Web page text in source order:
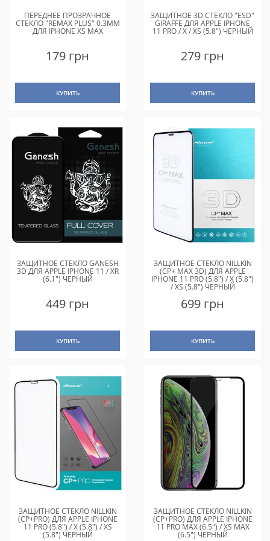
ПЕРЕДНЕЕ ПРОЗРАЧНОЕ
СТЕКЛО "REMAX PLUS" 0.3MM
ДЛЯ IPHONE XS MAX
179 грн
КУПИТЬ
ЗАЩИТНОЕ 3D СТЕКЛО "ESD"
GIRAFFE ДЛЯ APPLE IPHONE
11 PRO / X / XS (5.8") ЧЕРНЫЙ
279 грн
КУПИТЬ
ЗАЩИТНОЕ СТЕКЛО GANESH
3D ДЛЯ APPLE IPHONE 11 / XR
(6.1") ЧЕРНЫЙ
449 грн
КУПИТЬ
ЗАЩИТНОЕ СТЕКЛО NILLKIN
(CP+ MAX 3D) ДЛЯ APPLE
IPHONE 11 PRO (5.8") / X (5.8")
/ XS (5.8") ЧЕРНЫЙ
699 грн
КУПИТЬ
ЗАЩИТНОЕ СТЕКЛО NILLKIN
(CP+PRO) ДЛЯ APPLE IPHONE
11 PRO (5.8") / X (5.8") / XS
(5.8") ЧЕРНЫЙ
ЗАЩИТНОЕ СТЕКЛО NILLKIN
(CP+PRO) ДЛЯ APPLE IPHONE
11 PRO MAX (6.5") / XS MAX
(6.5") ЧЕРНЫЙ